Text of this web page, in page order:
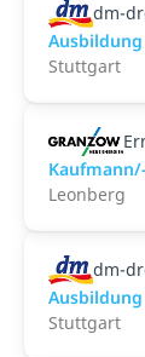
dm-
Stuttgart
Leonberg
dm-
Stuttgart